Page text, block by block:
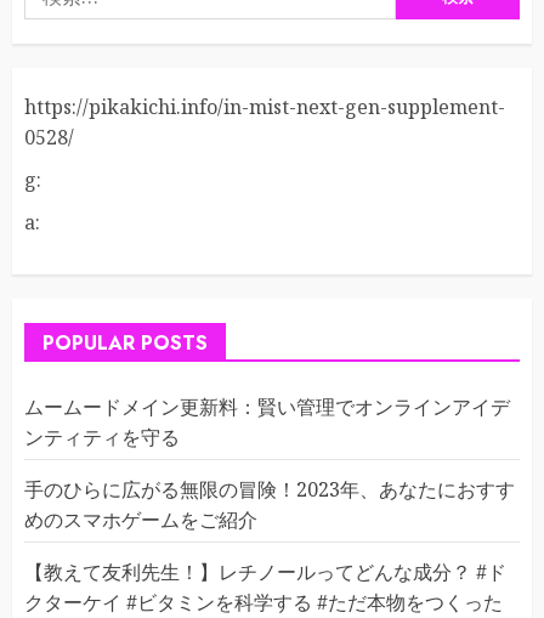
索:
https://pikakichi.info/in-mist-next-gen-supplement-
0528/
g:
a:
POPULAR POSTS
ムームードメイン更新料：賢い管理でオンラインアイデ
ンティティを守る
手のひらに広がる無限の冒険！2023年、あなたにおすす
めのスマホゲームをご紹介
【教えて友利先生！】レチノールってどんな成分？ #ド
クターケイ #ビタミンを科学する #ただ本物をつくった